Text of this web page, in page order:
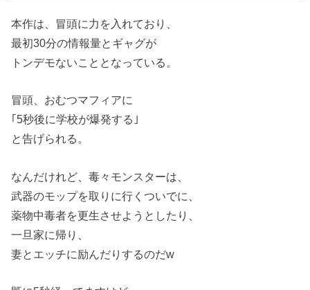
本作は、冒頭に力を入れており、
最初30分の情報量とギャグが
トンデモないこととなっている。
冒頭、おむつマフィアに
｢5秒後に学校が爆発する｣
と告げられる。
なんだけれど、毒々モンスターは、
武器のモップを取りに行くついでに、
薬物中毒者を更生させようとしたり、
一旦家に帰り、
妻とエッチに励んだりするのだw